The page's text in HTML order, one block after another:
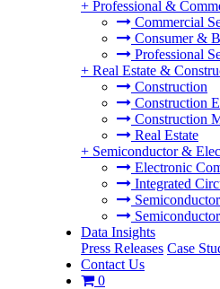
+ Professional &
Commercial
Consumer &
Professional
+ Real Estate &
Construction
Construction
Construction
Real Estate
+ Semiconductor &
Electronic
Integrated
Data Insights
Press Releases Case
Contact Us
0